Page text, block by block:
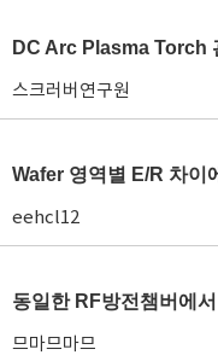
DC Arc Plasma Torch
스크러버연구원
eehcl12
동일한 RF방전챔버에
므마므마므